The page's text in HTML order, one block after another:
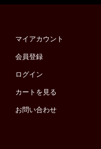
マイアカウント
会員登録
ログイン
カートを見る
お問い合わせ